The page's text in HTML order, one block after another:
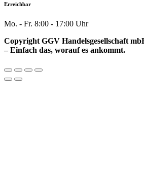
Erreichbar
Mo. - Fr. 8:00 - 17:00 Uhr
Copyright GGV Handelsgesellschaft
– Einfach das, worauf es ankommt.